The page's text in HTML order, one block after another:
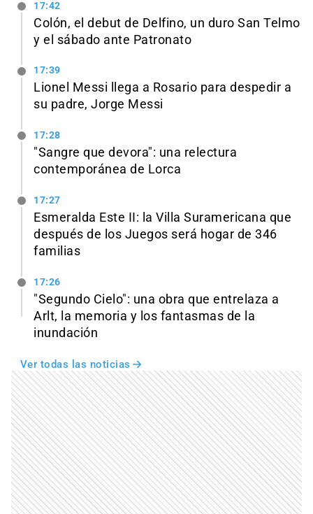
17:42
Colón, el debut de Delfino, un duro San Telmo
y el sábado ante Patronato
17:39
Lionel Messi llega a Rosario para despedir a
su padre, Jorge Messi
17:28
"Sangre que devora": una relectura
contemporánea de Lorca
17:27
Esmeralda Este II: la Villa Suramericana que
después de los Juegos será hogar de 346
familias
17:26
"Segundo Cielo": una obra que entrelaza a
Arlt, la memoria y los fantasmas de la
inundación
Ver todas las noticias